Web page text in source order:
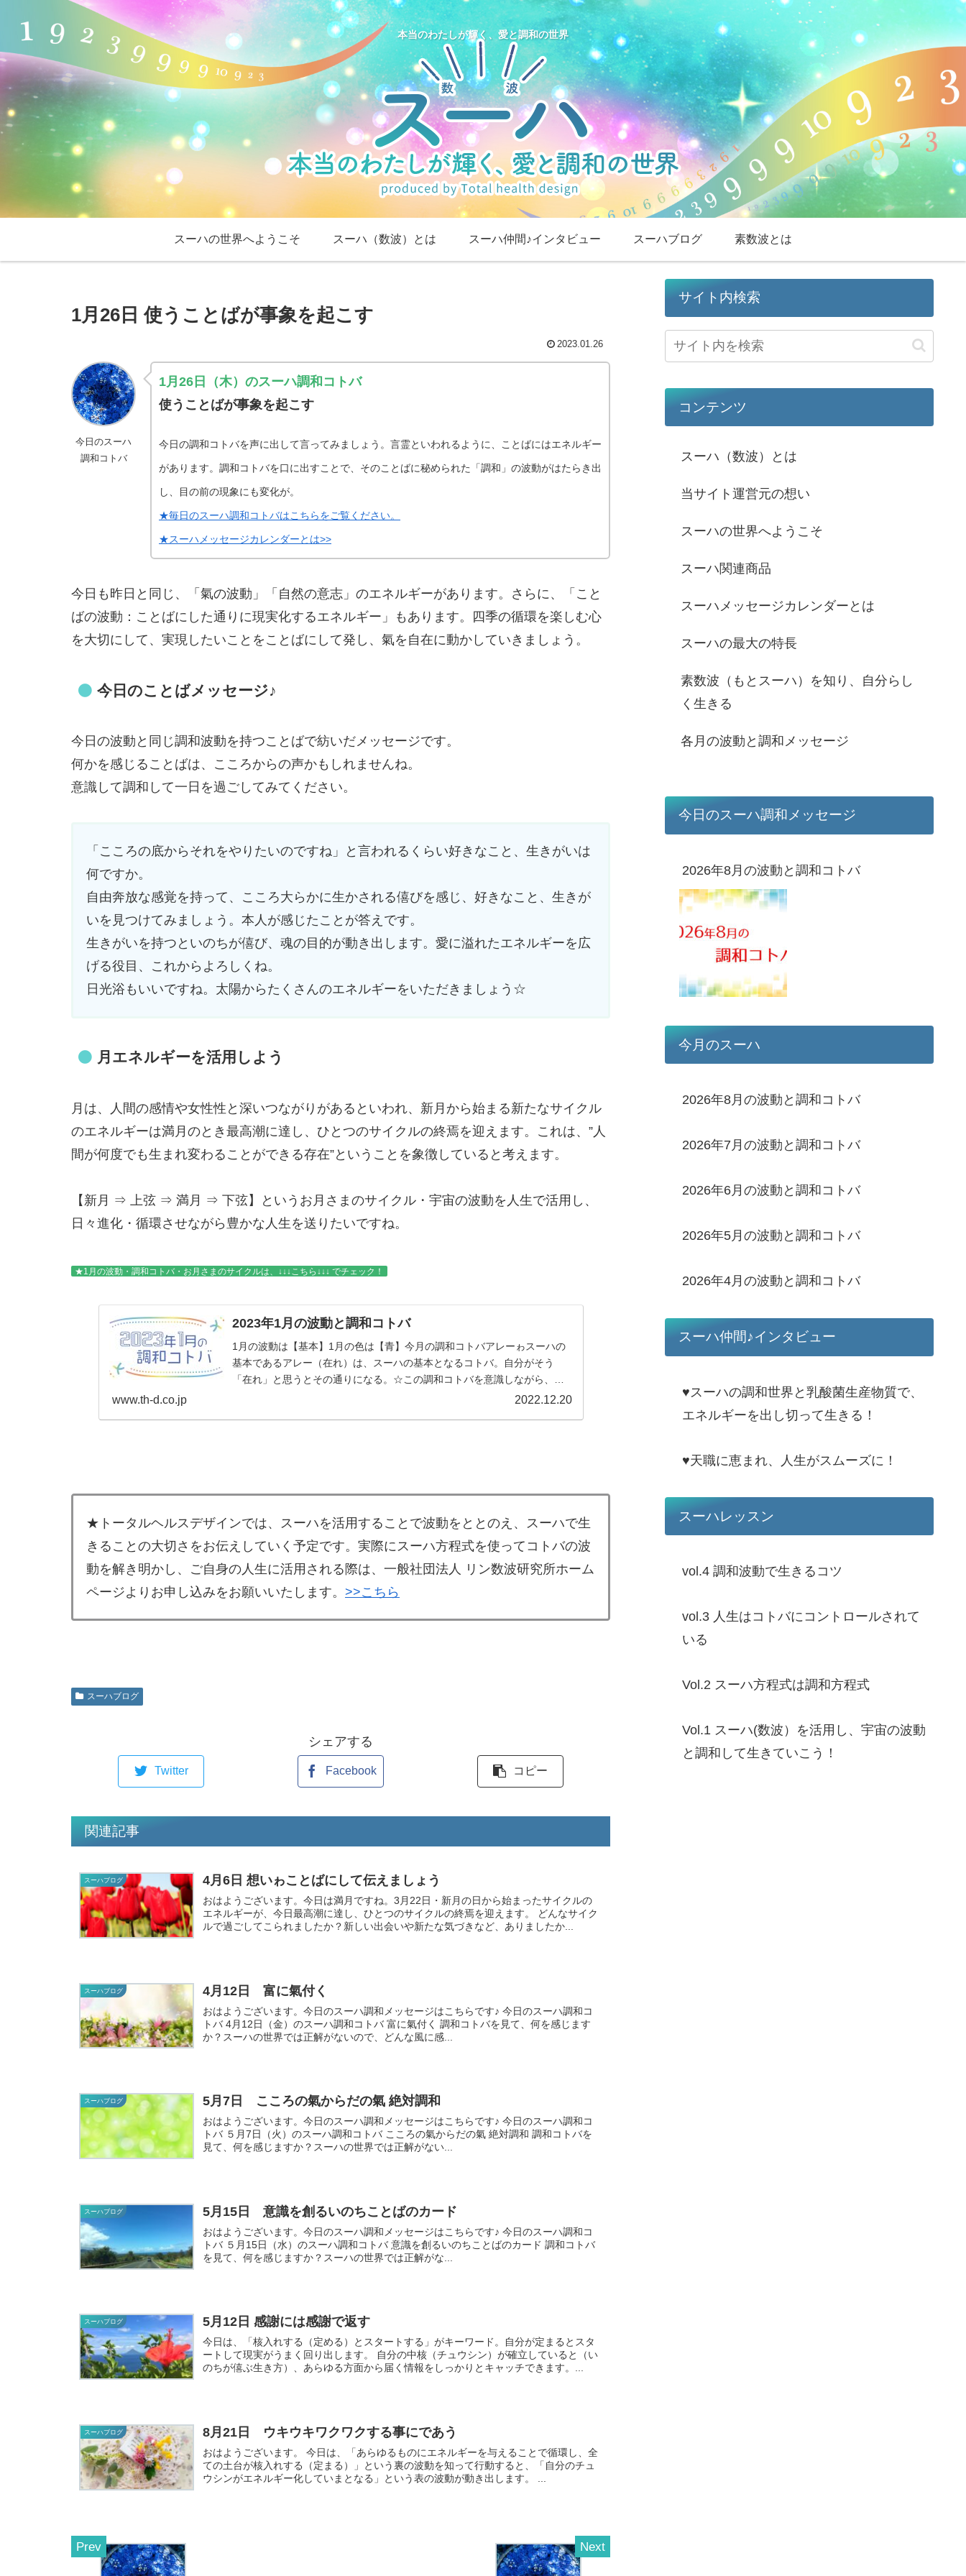
本当のわたしが輝く、愛と調和の世界
スーハの世界へようこそ スーハ（数波）とは スーハ仲間♪インタビュー スーハブログ 素数波とは
1月26日 使うことばが事象を起こす
2023.01.26
今日のスーハ
調和コトバ
1月26日（木）のスーハ調和コトバ
使うことばが事象を起こす
今日の調和コトバを声に出して言ってみましょう。言霊といわれるように、ことばにはエネルギー
があります。調和コトバを口に出すことで、そのことばに秘められた「調和」の波動がはたらき出
し、目の前の現象にも変化が。
★毎日のスーハ調和コトバはこちらをご覧ください。
★スーハメッセージカレンダーとは>>
今日も昨日と同じ、「氣の波動」「自然の意志」のエネルギーがあります。さらに、「こと
ばの波動：ことばにした通りに現実化するエネルギー」もあります。四季の循環を楽しむ心
を大切にして、実現したいことをことばにして発し、氣を自在に動かしていきましょう。
今日のことばメッセージ♪
今日の波動と同じ調和波動を持つことばで紡いだメッセージです。
何かを感じることばは、こころからの声かもしれませんね。
意識して調和して一日を過ごしてみてください。
「こころの底からそれをやりたいのですね」と言われるくらい好きなこと、生きがいは
何ですか。
自由奔放な感覚を持って、こころ大らかに生かされる僖びを感じ、好きなこと、生きが
いを見つけてみましょう。本人が感じたことが答えです。
生きがいを持つといのちが僖び、魂の目的が動き出します。愛に溢れたエネルギーを広
げる役目、これからよろしくね。
日光浴もいいですね。太陽からたくさんのエネルギーをいただきましょう☆
月エネルギーを活用しよう
月は、人間の感情や女性性と深いつながりがあるといわれ、新月から始まる新たなサイクル
のエネルギーは満月のとき最高潮に達し、ひとつのサイクルの終焉を迎えます。これは、”人
間が何度でも生まれ変わることができる存在”ということを象徴していると考えます。
【新月 ⇒ 上弦 ⇒ 満月 ⇒ 下弦】というお月さまのサイクル・宇宙の波動を人生で活用し、
日々進化・循環させながら豊かな人生を送りたいですね。
★1月の波動・調和コトバ・お月さまのサイクルは、↓↓↓こちら↓↓↓ でチェック！
2023年1月の波動と調和コトバ
1月の波動は【基本】1月の色は【青】今月の調和コトバアレーゎスーハの
基本であるアレー（在れ）は、スーハの基本となるコトバ。自分がそう
「在れ」と思うとその通りになる。☆この調和コトバを意識しながら、毎
www.th-d.co.jp 2022.12.20
★トータルヘルスデザインでは、スーハを活用することで波動をととのえ、スーハで生
きることの大切さをお伝えしていく予定です。実際にスーハ方程式を使ってコトバの波
動を解き明かし、ご自身の人生に活用される際は、一般社団法人 リン数波研究所ホーム
ページよりお申し込みをお願いいたします。 >>こちら
スーハブログ
シェアする
Twitter Facebook コピー
関連記事
スーハブログ 4月6日 想いゎことばにして伝えましょう
おはようございます。今日は満月ですね。3月22日・新月の日から始まったサイクルの
エネルギーが、今日最高潮に達し、ひとつのサイクルの終焉を迎えます。 どんなサイク
ルで過ごしてこられましたか？新しい出会いや新たな気づきなど、ありましたか...
スーハブログ 4月12日 富に氣付く
おはようございます。今日のスーハ調和メッセージはこちらです♪ 今日のスーハ調和コ
トバ 4月12日（金）のスーハ調和コトバ 富に氣付く 調和コトバを見て、何を感じます
か？スーハの世界では正解がないので、どんな風に感...
スーハブログ 5月7日 こころの氣からだの氣 絶対調和
おはようございます。今日のスーハ調和メッセージはこちらです♪ 今日のスーハ調和コ
トバ ５月7日（火）のスーハ調和コトバ こころの氣からだの氣 絶対調和 調和コトバを
見て、何を感じますか？スーハの世界では正解がない...
スーハブログ 5月15日 意識を創るいのちことばのカード
おはようございます。今日のスーハ調和メッセージはこちらです♪ 今日のスーハ調和コ
トバ ５月15日（水）のスーハ調和コトバ 意識を創るいのちことばのカード 調和コトバ
を見て、何を感じますか？スーハの世界では正解がな...
スーハブログ 5月12日 感謝には感謝で返す
今日は、「核入れする（定める）とスタートする」がキーワード。自分が定まるとスタ
ートして現実がうまく回り出します。 自分の中核（チュウシン）が確立していると（い
のちが僖ぶ生き方）、あらゆる方面から届く情報をしっかりとキャッチできます。...
スーハブログ 8月21日 ウキウキワクワクする事にであう
おはようございます。 今日は、「あらゆるものにエネルギーを与えることで循環し、全
ての土台が核入れする（定まる）」という裏の波動を知って行動すると、「自分のチュ
サイト内検索
コンテンツ
スーハ（数波）とは
当サイト運営元の想い
スーハの世界へようこそ
スーハ関連商品
スーハメッセージカレンダーとは
スーハの最大の特長
素数波（もとスーハ）を知り、自分らし
く生きる
各月の波動と調和メッセージ
今日のスーハ調和メッセージ
2026年8月の波動と調和コトバ
今月のスーハ
2026年8月の波動と調和コトバ
2026年7月の波動と調和コトバ
2026年6月の波動と調和コトバ
2026年5月の波動と調和コトバ
2026年4月の波動と調和コトバ
スーハ仲間♪インタビュー
♥スーハの調和世界と乳酸菌生産物質で、
エネルギーを出し切って生きる！
♥天職に恵まれ、人生がスムーズに！
スーハレッスン
vol.4 調和波動で生きるコツ
vol.3 人生はコトバにコントロールされて
いる
Vol.2 スーハ方程式は調和方程式
Vol.1 スーハ(数波）を活用し、宇宙の波動
と調和して生きていこう！